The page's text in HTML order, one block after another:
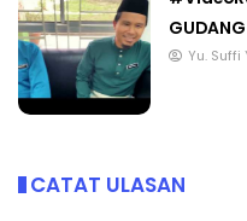
Yu. Suffi
CATAT ULASAN